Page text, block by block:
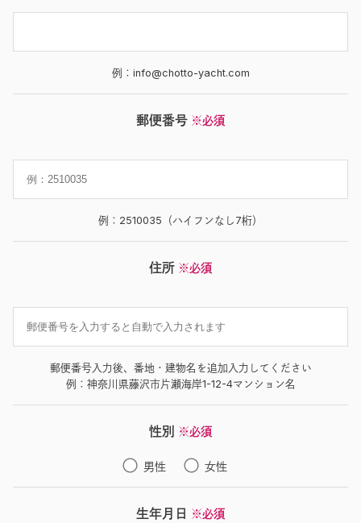
例：info@chotto-yacht.com
郵便番号 ※必須
例：2510035（ハイフンなし7桁）
住所 ※必須
郵便番号入力後、番地・建物名を追加入力してください
例：神奈川県藤沢市片瀬海岸1-12-4マンション名
性別 ※必須
男性 女性
生年月日 ※必須